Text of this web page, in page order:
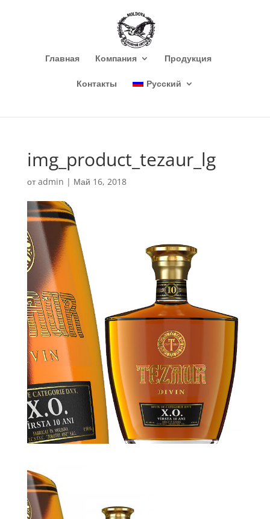
Главная Компания Продукция
Контакты Русский
img_product_tezaur_lg
отadmin | Май 16, 2018